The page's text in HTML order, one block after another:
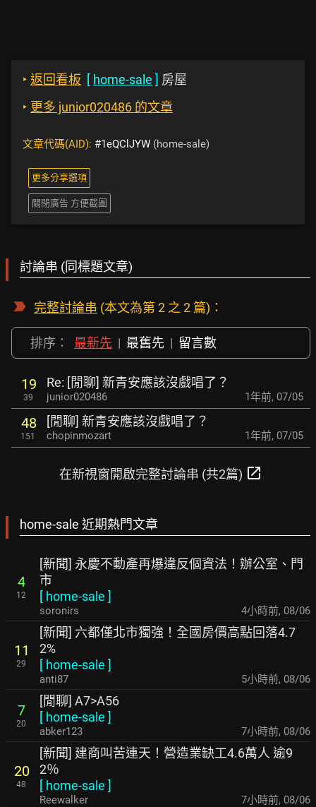
‣ 返回看板 [ home-sale ] 房屋
‣ 更多 junior020486 的文章
文章代碼(AID): #1eQClJYW (home-sale)
更多分享選項
關閉廣告 方便截圖
討論串 (同標題文章)
完整討論串 (本文為第 2 之 2 篇)：
排序： 最新先 | 最舊先 | 留言數
19
39
Re: [閒聊] 新青安應該沒戲唱了？
junior020486 1年前, 07/05
48
151
[閒聊] 新青安應該沒戲唱了？
chopinmozart 1年前, 07/05
在新視窗開啟完整討論串 (共2篇) open_in_new
home-sale 近期熱門文章
4
12
[新聞] 永慶不動產再爆違反個資法！辦公室、門
市
[ home-sale ]
soronirs 4小時前, 08/06
11
29
[新聞] 六都僅北市獨強！全國房價高點回落4.7
2%
[ home-sale ]
anti87 5小時前, 08/06
7
20
[閒聊] A7>A56
[ home-sale ]
abker123 7小時前, 08/06
20
48
[新聞] 建商叫苦連天！營造業缺工4.6萬人 逾9
2％
[ home-sale ]
Reewalker 7小時前, 08/06